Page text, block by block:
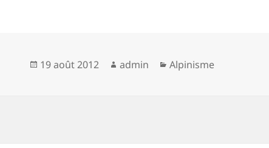
Publié
19 août 2012 Auteur
admin Catégories
Alpinisme